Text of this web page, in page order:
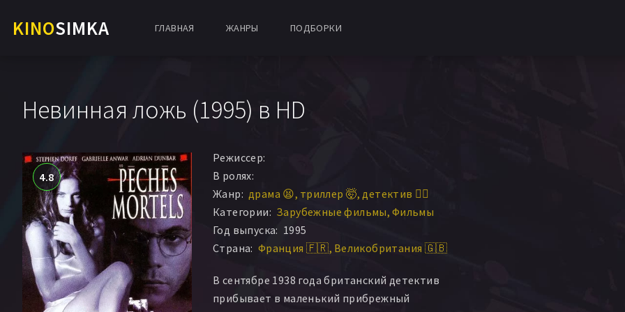
KINOSIMKA ГЛАВНАЯ ЖАНРЫ ПОДБОРКИ
Невинная ложь (1995) в HD
4.8
Режиссер:
В ролях:
Жанр: драма 😫 триллер 🤯 детектив 🕵️‍♂️
Категории: Зарубежные фильмы Фильмы
Год выпуска: 1995
Страна: Франция 🇫🇷 Великобритания 🇬🇧
В сентябре 1938 года британский детектив
прибывает в маленький прибрежный